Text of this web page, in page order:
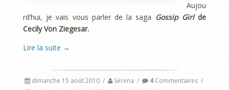
Aujou
rd’hui, je vais vous parler de la saga Gossip Girlde
Cecily Von Ziegesar.
Lire la suite →
dimanche 15 août 2010 / Serena / 4Commentaires /